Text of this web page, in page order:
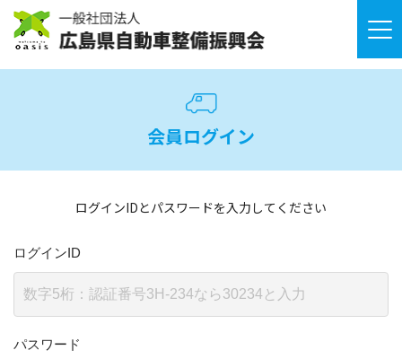
会員ログイン
ログインIDとパスワードを入力してください
ログインID
パスワード